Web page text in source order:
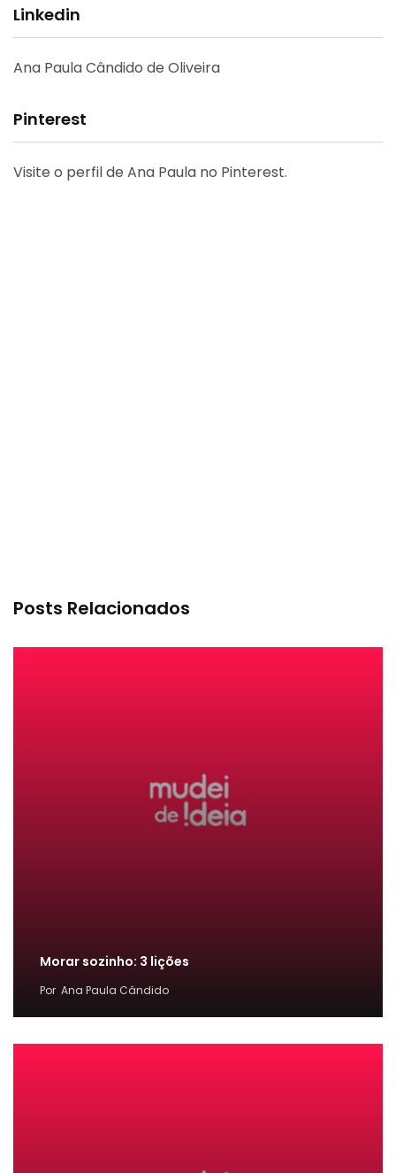
Linkedin
Ana Paula Cândido de Oliveira
Pinterest
Visite o perfil de Ana Paula no Pinterest.
Posts Relacionados
Morar sozinho: 3 lições
Por Ana Paula Cândido